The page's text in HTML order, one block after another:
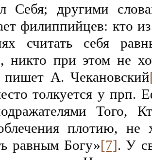
Себя; други­ми
филиппийцев: кто
считать себя
никто при этом не
пишет А. Чекановский
толкуется у прп.
Того,
плотию, не
равным Богу»[7]. У